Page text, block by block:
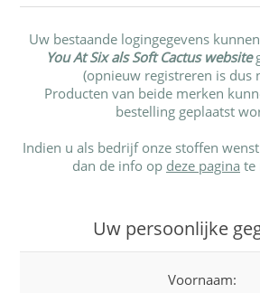
Uw bestaande logingegevens kunnen
You At Six als Soft Cactus website
(opnieuw registreren is dus
Producten van beide merken
bestelling geplaatst
Indien u als bedrijf onze stoffen
dan de info op deze pagina te
Uw persoonlijke
Voornaam: